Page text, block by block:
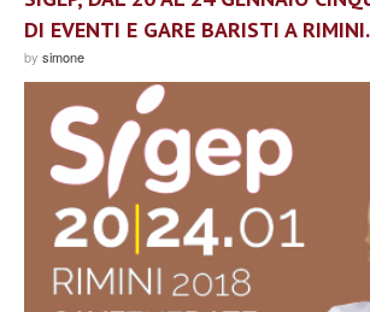
DI EVENTI E GARE BARISTI A RIMINI.
by simone